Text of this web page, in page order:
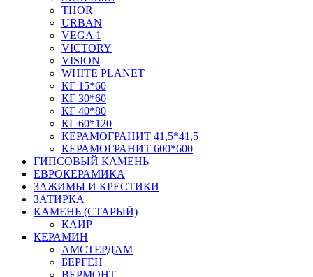
THOR
URBAN
VEGA 1
VICTORY
VISION
WHITE PLANET
КГ 15*60
КГ 30*60
КГ 40*80
КГ 60*120
КЕРАМОГРАНИТ 41,5*41,5
КЕРАМОГРАНИТ 600*600
ГИПСОВЫЙ КАМЕНЬ
ЕВРОКЕРАМИКА
ЗАЖИМЫ И КРЕСТИКИ
ЗАТИРКА
КАМЕНЬ (СТАРЫЙ)
КАИР
КЕРАМИН
АМСТЕРДАМ
БЕРГЕН